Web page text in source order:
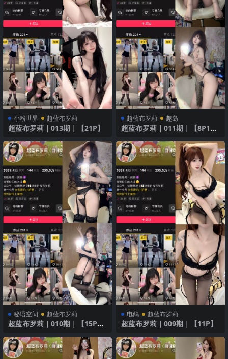
小粉世界 超蓝布罗莉
超蓝布罗莉｜013期｜【21P】
超蓝布罗莉 趣岛
超蓝布罗莉｜011期｜【8P1
秘语空间 超蓝布罗莉
超蓝布罗莉｜010期｜【15P1
电鸽 超蓝布罗莉
超蓝布罗莉｜009期｜【11P】